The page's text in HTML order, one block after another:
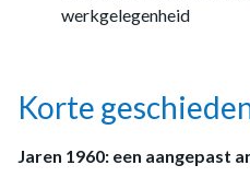
werkgelegenheid
Korte
Jaren 1960: een aangepast